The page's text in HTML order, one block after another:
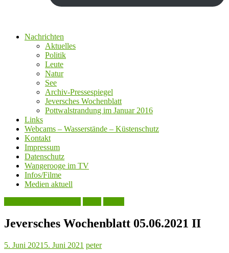
Nachrichten
Aktuelles
Politik
Leute
Natur
See
Archiv-Pressespiegel
Jeversches Wochenblatt
Pottwalstrandung im Januar 2016
Links
Webcams – Wasserstände – Küstenschutz
Kontakt
Impressum
Datenschutz
Wangerooge im TV
Infos/Filme
Medien aktuell
Jeversches Wochenblatt 05.06.2021 II
5. Juni 2021 5. Juni 2021 peter